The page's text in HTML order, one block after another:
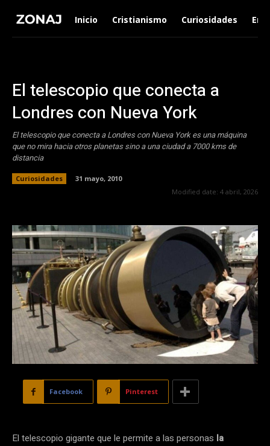
Inicio Cristianismo Curiosidades
El telescopio que conecta a
Londres con Nueva York
El telescopio que conecta a Londres con Nueva York es una máquina
que no mira hacia otros planetas sino a una ciudad a 7000 kms de
distancia
Curiosidades
31 mayo, 2010
Modified date: 4 abril, 2026
Facebook Pinterest
El telescopio gigante que le permite a las personas la